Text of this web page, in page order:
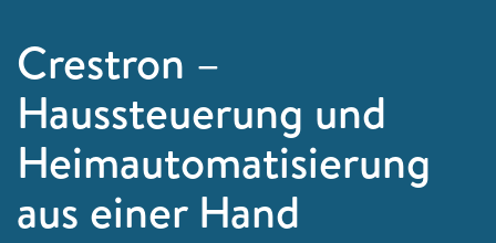
Crestron –
Haussteuerung und
Heimautomatisierung
aus einer Hand